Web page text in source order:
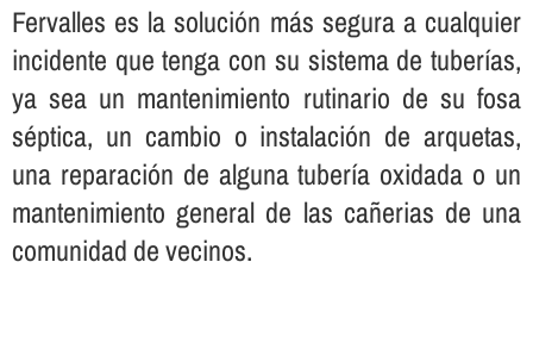
Fervalles es la solución más segura a cualquier
incidente que tenga con su sistema de tuberí­as,
ya sea un mantenimiento rutinario de su fosa
séptica, un cambio o instalación de arquetas,
una reparación de alguna tuberí­a oxidada o un
mantenimiento general de las cañerias de una
comunidad de vecinos.